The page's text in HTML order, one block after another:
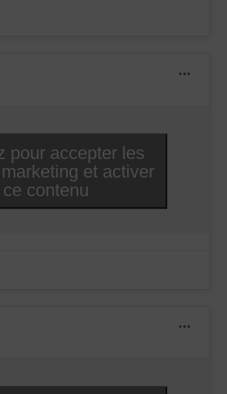
pour accepter les
et activer
ce contenu